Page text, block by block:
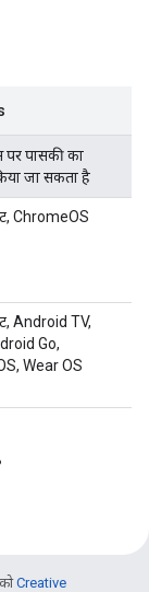
पर पासकी का
जा सकता है
ChromeOS
Android TV,
Go,
Wear OS
Creative